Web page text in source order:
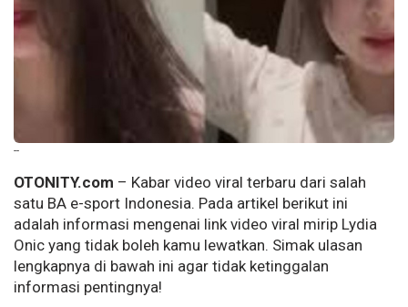
--
OTONITY.com – Kabar video viral terbaru dari salah
satu BA e-sport Indonesia. Pada artikel berikut ini
adalah informasi mengenai link video viral mirip Lydia
Onic yang tidak boleh kamu lewatkan. Simak ulasan
lengkapnya di bawah ini agar tidak ketinggalan
informasi pentingnya!